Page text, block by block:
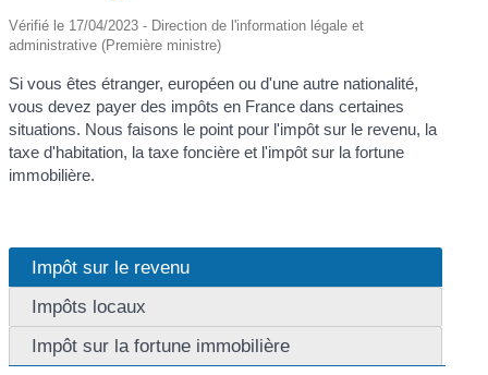
Vérifié le 17/04/2023 - Direction de l'information légale et
administrative (Première ministre)
Si vous êtes étranger, européen ou d'une autre nationalité,
vous devez payer des impôts en France dans certaines
situations. Nous faisons le point pour l'impôt sur le revenu, la
taxe d'habitation, la taxe foncière et l'impôt sur la fortune
immobilière.
Impôt sur le revenu
Impôts locaux
Impôt sur la fortune immobilière